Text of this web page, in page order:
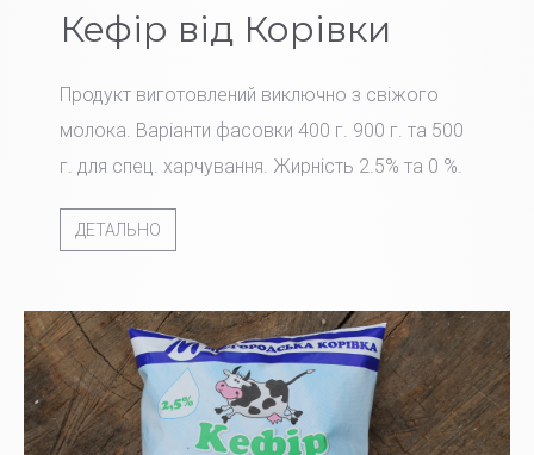
Кефір від Корівки
Продукт виготовлений виключно з свіжого
молока. Варіанти фасовки 400 г. 900 г. та 500
г. для спец. харчування. Жирність 2.5% та 0 %.
ДЕТАЛЬНО